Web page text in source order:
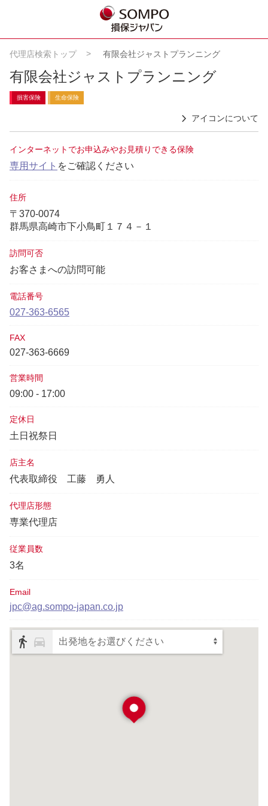
代理店検索トップ 有限会社ジャストプランニング
有限会社ジャストプランニング
損害保険 生命保険
アイコンについて
インターネットでお申込みやお見積りできる保険
専用サイト をご確認ください
住所
〒370-0074
群馬県高崎市下小鳥町１７４－１
訪問可否
お客さまへの訪問可能
電話番号
027-363-6565
FAX
027-363-6669
営業時間
09:00 - 17:00
定休日
土日祝祭日
店主名
代表取締役 工藤 勇人
代理店形態
専業代理店
従業員数
3名
Email
jpc@ag.sompo-japan.co.jp
出発地をお選びください